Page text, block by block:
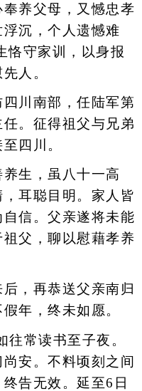
养父母，又憾忠孝
沉，个人遗憾难
恪守家训，以身报
人。
川南部，任陆军第
。征得祖父与兄弟
四川。
生，虽八十一高
耳聪目明。家人皆
信。父亲遂将未能
父，聊以慰藉孝养
，再恭送父亲南归
年，终未如愿。
常读书至子夜。
安。不料顷刻之间
告无效。延至6日